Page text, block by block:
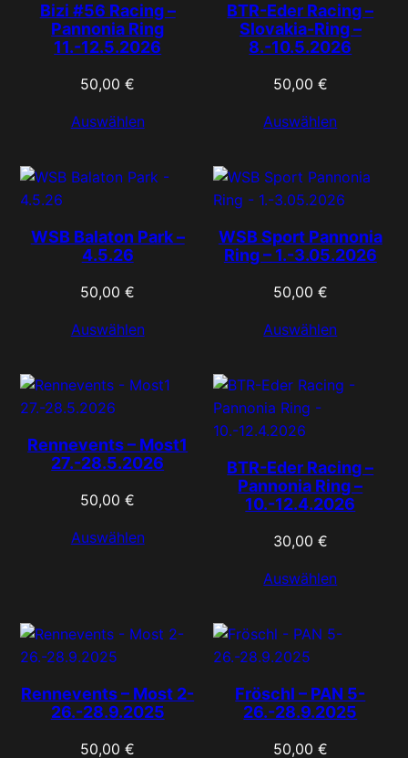
Bizi #56 Racing –
Pannonia Ring
11.-12.5.2026
50,00€
Auswählen
BTR-Eder Racing –
Slovakia-Ring –
8.-10.5.2026
50,00 €
Auswählen
WSB Balaton Park –
4.5.26
50,00€
Auswählen
WSB Sport Pannonia
Ring – 1.-3.05.2026
50,00 €
Auswählen
Rennevents – Most1
27.-28.5.2026
50,00€
Auswählen
BTR-Eder Racing –
Pannonia Ring –
10.-12.4.2026
30,00 €
Auswählen
Rennevents – Most 2-
26.-28.9.2025
50,00€
Fröschl – PAN 5-
26.-28.9.2025
50,00 €